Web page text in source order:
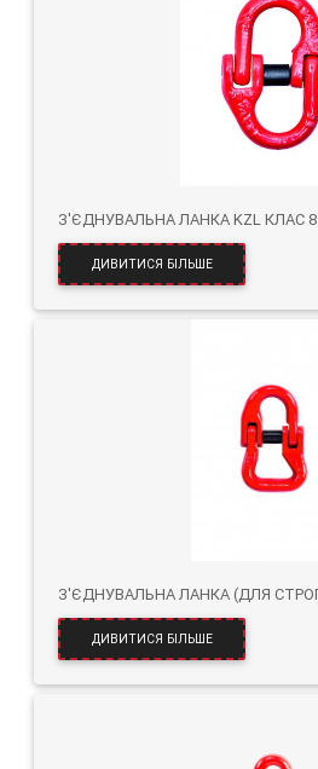
З'ЄДНУВАЛЬНА ЛАНКА KZL КЛАС 8
ДИВИТИСЯ БІЛЬШЕ
ДИВИТИСЯ БІЛЬШЕ